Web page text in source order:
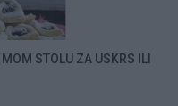
STOLU ZA USKRS ILI